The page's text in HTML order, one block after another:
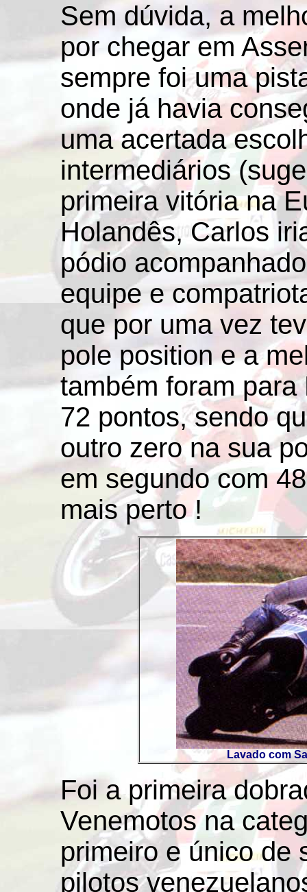
Sem dúvida, a
por chegar em
sempre foi uma
onde já havia
uma acertada
intermediários
primeira vitória na
Holandês, Carlos
pódio
equipe e
que por uma vez
pole position e a
também foram
72 pontos, sendo
outro zero na sua
em segundo com
mais perto !
Lavado com
Foi a primeira
Venemotos na
primeiro e único de
pilotos